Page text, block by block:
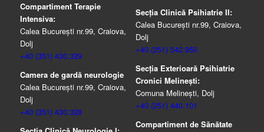
Compartiment Terapie
Intensiva:
Calea București nr.99, Craiova,
Dolj
+40 (351) 430.329
Camera de gardă neurologie
Calea București nr.99, Craiova,
Dolj
+40 (351) 430.328
Secția Clinică Psihiatrie II:
Calea București nr.99, Craiova,
Dolj
+40 (251) 542.950
Secția Exterioară Psihiatrie
Cronici Melinești:
Comuna Melinești, Dolj
+40 (251) 440.101
Compartiment de Sănătate